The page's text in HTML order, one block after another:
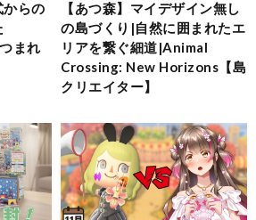
からの
まれ
【あつ森】マイデザイン無し
の島づくり|自然に囲まれたエ
リアを繋ぐ細道|Animal
Crossing: New Horizons【島
クリエイター】